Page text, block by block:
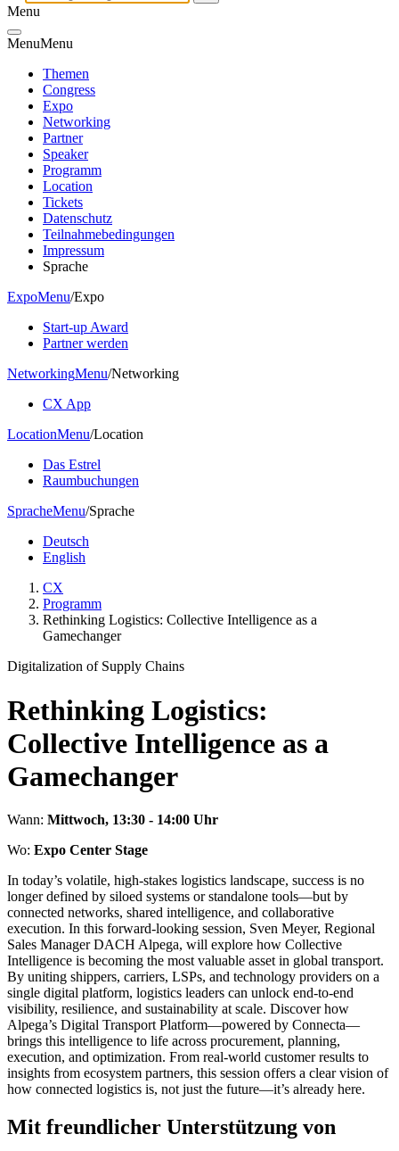
Menu
MenuMenu
Themen
Congress
Expo
Networking
Partner
Speaker
Programm
Location
Tickets
Datenschutz
Teilnahmebedingungen
Impressum
Sprache
ExpoMenu/Expo
Start-up Award
Partner werden
NetworkingMenu/Networking
CX App
LocationMenu/Location
Das Estrel
Raumbuchungen
SpracheMenu/Sprache
Deutsch
English
CX
Programm
Rethinking Logistics: Collective Intelligence as a
Gamechanger
Digitalization of Supply Chains
Rethinking Logistics:
Collective Intelligence as a
Gamechanger
Wann: Mittwoch, 13:30 - 14:00 Uhr
Wo: Expo Center Stage
In today’s volatile, high-stakes logistics landscape, success is no
longer defined by siloed systems or standalone tools—but by
connected networks, shared intelligence, and collaborative
execution. In this forward-looking session, Sven Meyer, Regional
Sales Manager DACH Alpega, will explore how Collective
Intelligence is becoming the most valuable asset in global transport.
By uniting shippers, carriers, LSPs, and technology providers on a
single digital platform, logistics leaders can unlock end-to-end
visibility, resilience, and sustainability at scale. Discover how
Alpega’s Digital Transport Platform—powered by Connecta—
brings this intelligence to life across procurement, planning,
execution, and optimization. From real-world customer results to
insights from ecosystem partners, this session offers a clear vision of
how connected logistics is, not just the future—it’s already here.
Mit freundlicher Unterstützung von